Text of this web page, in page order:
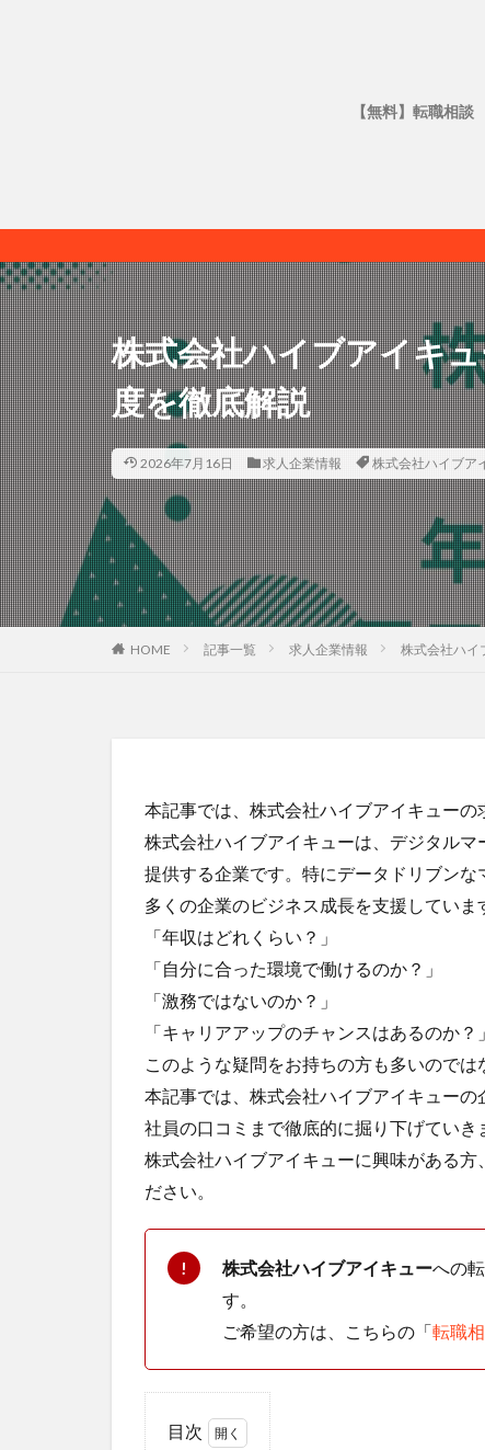
【無料】転職相談
株式会社ハイブアイキ
度を徹底解説
2026年7月16日 求人企業情報 株式会社ハイブア
HOME 記事一覧 求人企業情報 株式会社ハイ
本記事では、株式会社ハイブアイキューの
株式会社ハイブアイキューは、デジタル
提供する企業です。特にデータドリブンな
多くの企業のビジネス成長を支援していま
「年収はどれくらい？」
「自分に合った環境で働けるのか？」
「激務ではないのか？」
「キャリアアップのチャンスはあるのか？」
このような疑問をお持ちの方も多いのでは
本記事では、株式会社ハイブアイキュー
社員の口コミまで徹底的に掘り下げていき
株式会社ハイブアイキューに興味がある
ださい。
! 株式会社ハイブアイキューへの
す。
ご希望の方は、こちらの「転職
目次